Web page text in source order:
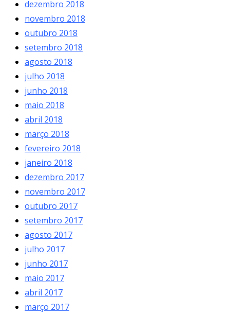
dezembro 2018
novembro 2018
outubro 2018
setembro 2018
agosto 2018
julho 2018
junho 2018
maio 2018
abril 2018
março 2018
fevereiro 2018
janeiro 2018
dezembro 2017
novembro 2017
outubro 2017
setembro 2017
agosto 2017
julho 2017
junho 2017
maio 2017
abril 2017
março 2017